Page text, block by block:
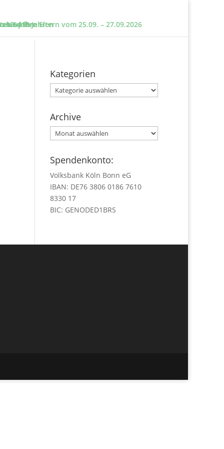
und ihre Eltern vom 25.09. – 27.09.2026
um?
12 – 18 Jahren
6 Jahre
Kategorien
Kategorien
Archive
Archive
Spendenkonto:
Volksbank Köln Bonn eG
IBAN: DE76 3806 0186 7610
8330 17
BIC: GENODED1BRS